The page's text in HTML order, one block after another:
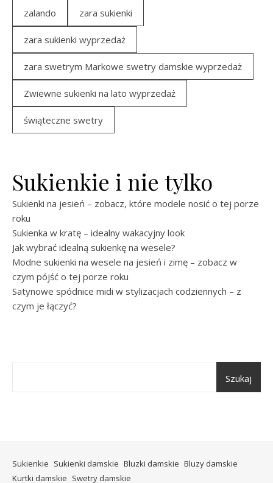
zalando zara sukienki
zara sukienki wyprzedaż
zara swetrym Markowe swetry damskie wyprzedaż
Zwiewne sukienki na lato wyprzedaż
świąteczne swetry
Sukienkie i nie tylko
Sukienki na jesień – zobacz, które modele nosić o tej porze
roku
Sukienka w kratę – idealny wakacyjny look
Jak wybrać idealną sukienkę na wesele?
Modne sukienki na wesele na jesień i zimę – zobacz w
czym pójść o tej porze roku
Satynowe spódnice midi w stylizacjach codziennych – z
czym je łączyć?
Szukaj
Sukienkie Sukienki damskie Bluzki damskie Bluzy damskie
Kurtki damskie Swetry damskie